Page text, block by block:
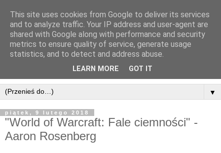
▼
piątek, 9 lutego 2018
"World of Warcraft: Fale ciemności" -
Aaron Rosenberg
This site uses cookies from Google to deliver its services
and to analyze traffic. Your IP address and user-agent are
shared with Google along with performance and security
metrics to ensure quality of service, generate usage
statistics, and to detect and address abuse.
LEARN MORE GOT IT